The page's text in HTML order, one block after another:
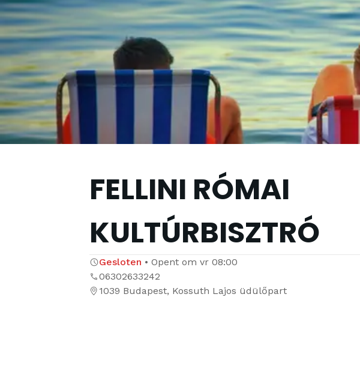
FELLINI RÓMAI
KULTÚRBISZTRÓ
Gesloten • Opent om vr 08:00
06302633242
1039 Budapest, Kossuth Lajos üdülőpart